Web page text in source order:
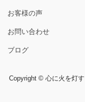
お客様の声
お問い合わせ
ブログ
Copyright © 心に火を灯